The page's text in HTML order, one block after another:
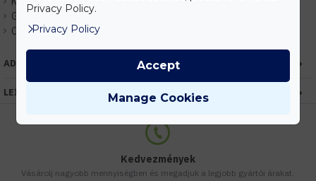
Gyártó: Elmark
Cikkszám:EHEM99LED676
ADATOK
LEÍRÁS
Kedvezmények
Vásárolj nagyobb mennyiségben és megadjuk a legjobb gyártói árakat.
Privacy Policy.
Privacy Policy
Manage Cookies
Accept